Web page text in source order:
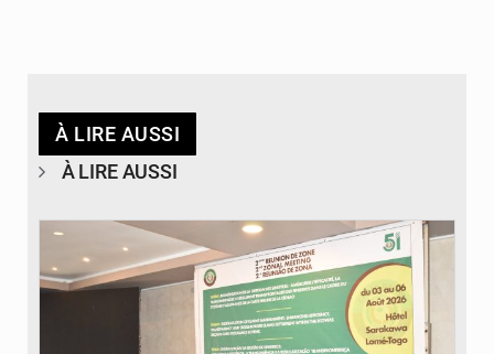
À LIRE AUSSI
À LIRE AUSSI